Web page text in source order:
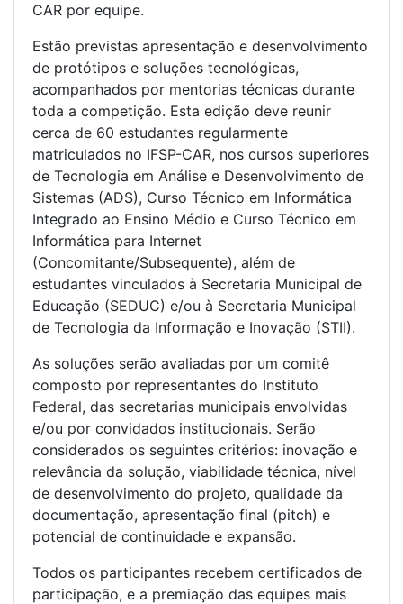
CAR por equipe.
Estão previstas apresentação e desenvolvimento
de protótipos e soluções tecnológicas,
acompanhados por mentorias técnicas durante
toda a competição. Esta edição deve reunir
cerca de 60 estudantes regularmente
matriculados no IFSP-CAR, nos cursos superiores
de Tecnologia em Análise e Desenvolvimento de
Sistemas (ADS), Curso Técnico em Informática
Integrado ao Ensino Médio e Curso Técnico em
Informática para Internet
(Concomitante/Subsequente), além de
estudantes vinculados à Secretaria Municipal de
Educação (SEDUC) e/ou à Secretaria Municipal
de Tecnologia da Informação e Inovação (STII).
As soluções serão avaliadas por um comitê
composto por representantes do Instituto
Federal, das secretarias municipais envolvidas
e/ou por convidados institucionais. Serão
considerados os seguintes critérios: inovação e
relevância da solução, viabilidade técnica, nível
de desenvolvimento do projeto, qualidade da
documentação, apresentação final (pitch) e
potencial de continuidade e expansão.
Todos os participantes recebem certificados de
participação, e a premiação das equipes mais